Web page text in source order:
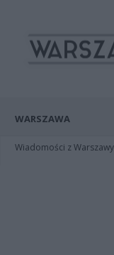
WARSZAWA
Wiadomości z Warszawy